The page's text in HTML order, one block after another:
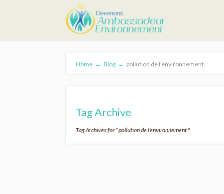
Home → Blog → pollution de l’environnement
Tag Archive
Tag Archives for " pollution de l’environnement "